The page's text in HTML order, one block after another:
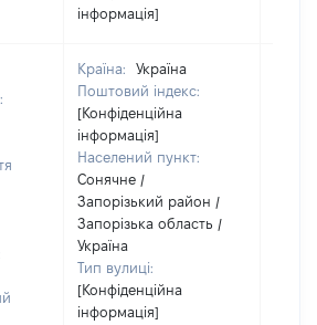
інформація]
Країна:
Україна
Поштовий індекс:
[Конфіденційна
інформація]
Населений пункт:
Сонячне /
Запорізький район /
Запорізька область /
Україна
Тип вулиці:
[Конфіденційна
інформація]